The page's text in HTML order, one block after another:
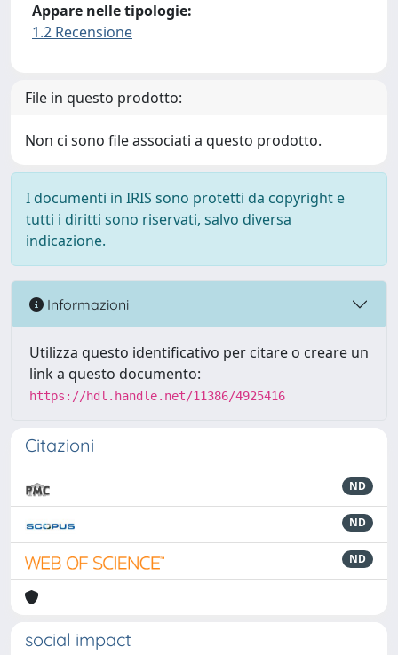
Appare nelle tipologie:
1.2 Recensione
File in questo prodotto:
Non ci sono file associati a questo prodotto.
I documenti in IRIS sono protetti da copyright e
tutti i diritti sono riservati, salvo diversa
indicazione.
Informazioni
Utilizza questo identificativo per citare o creare un
link a questo documento:
https://hdl.handle.net/11386/4925416
Citazioni
ND
ND
ND
social impact